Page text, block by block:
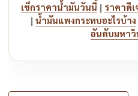
เช็กราคาน้ำมันวันนี้ | ราคาดี
| น้ำมันแพงกระทบอะไรบ้าง
อันดับมหาวิ